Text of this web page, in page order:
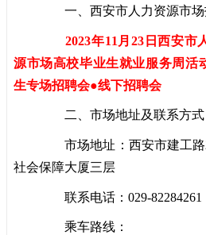
一、西安市人力资源市场
2023年11月23日西安市
源市场高校毕业生就业服务周
生专场招聘会●线下招聘会
二、市场地址及联系方式
市场地址：西安市建工路
社会保障大厦三层
联系电话：029-82284261
乘车路线：